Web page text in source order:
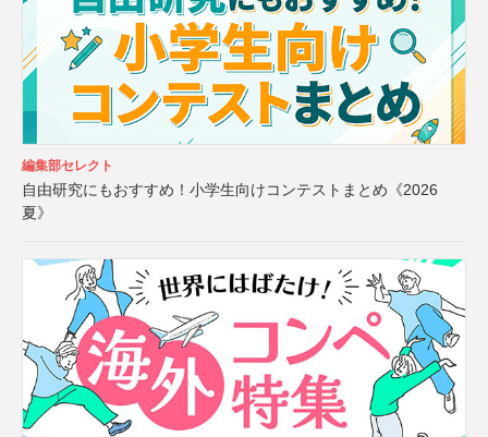
編集部セレクト
自由研究にもおすすめ！小学生向けコンテストまとめ《2026
夏》